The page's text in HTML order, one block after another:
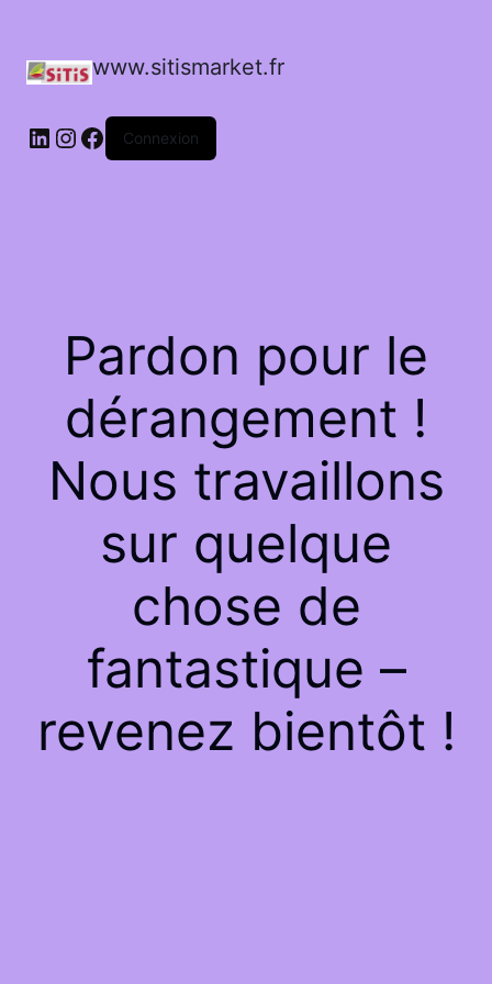
www.sitismarket.fr
LinkedIn
Instagram
Facebook
Connexion
Pardon pour le
dérangement !
Nous travaillons
sur quelque
chose de
fantastique –
revenez bientôt !